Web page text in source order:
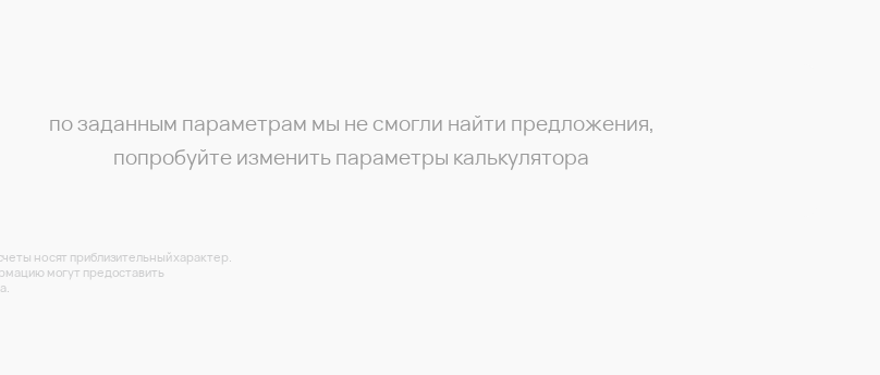
по заданным параметрам мы не смогли найти предложения,
попробуйте изменить параметры калькулятора
носят приблизительный характер.
могут предоставить